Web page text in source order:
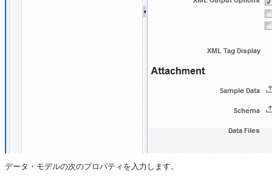
データ・モデルの次のプロパティを入力します。